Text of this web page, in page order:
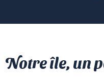
Notre île, un